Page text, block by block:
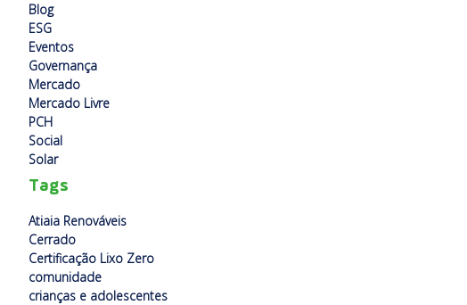
Blog
ESG
Eventos
Governança
Mercado
Mercado Livre
PCH
Social
Solar
Tags
Atiaia Renováveis
Cerrado
Certificação Lixo Zero
comunidade
crianças e adolescentes